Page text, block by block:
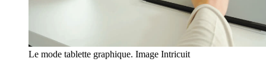
Le mode tablette graphique. Image Intricuit